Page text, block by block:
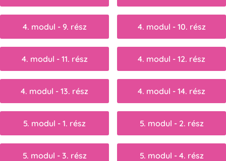
4. modul - 9. rész 4. modul - 10. rész
4. modul - 11. rész 4. modul - 12. rész
4. modul - 13. rész 4. modul - 14. rész
5. modul - 1. rész 5. modul - 2. rész
5. modul - 3. rész 5. modul - 4. rész